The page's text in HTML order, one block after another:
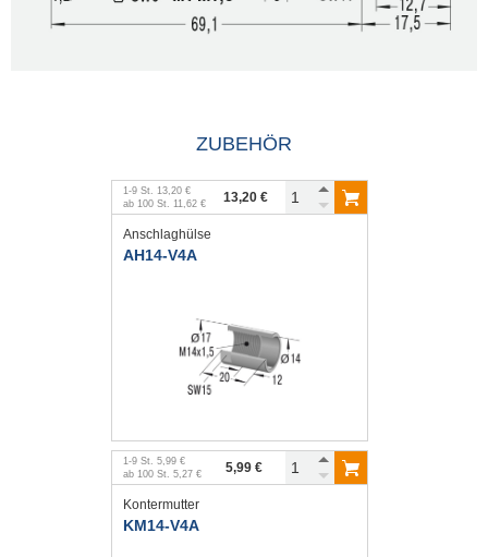
ZUBEHÖR
1-9 St. 13,20 €
ab 100 St. 11,62 € 13,20 €
Anschlaghülse
AH14-V4A
1-9 St. 5,99 €
ab 100 St. 5,27 € 5,99 €
Kontermutter
KM14-V4A